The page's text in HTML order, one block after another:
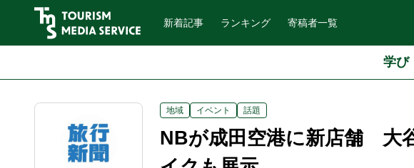
新着記事 ランキング 寄稿者一覧
学び
地域 イベント 話題
NBが成田空港に新店舗 大